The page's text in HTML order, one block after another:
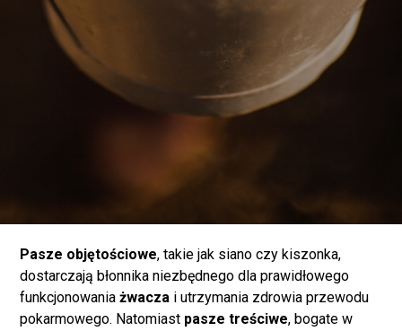
Pasze objętościowe, takie jak siano czy kiszonka,
dostarczają błonnika niezbędnego dla prawidłowego
funkcjonowaniażwacza i utrzymania zdrowia przewodu
pokarmowego. Natomiast pasze treściwe, bogate w